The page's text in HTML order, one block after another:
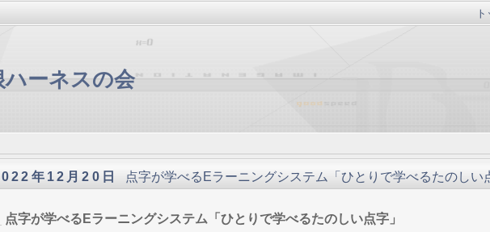
ーネスの会
年12月20日 点字が学べるEラーニングシステム「ひとりで学べるたのしい
点字が学べるEラーニングシステム「ひとりで学べるたのしい点字」